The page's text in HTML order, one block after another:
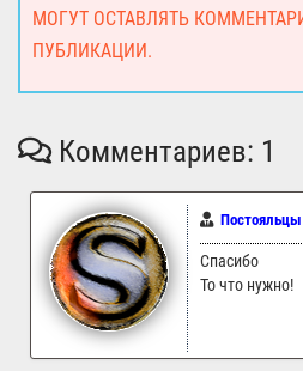
МОГУТ ОСТАВЛЯТЬ
ПУБЛИКАЦИИ.
Комментариев: 1
Постояльцы
Спасибо
То что нужно!